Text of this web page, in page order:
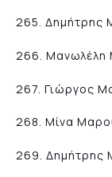
265. Δημήτρης
266. Μανωλέλη
267. Γιώργος
268. Μίνα
269. Δημήτρης